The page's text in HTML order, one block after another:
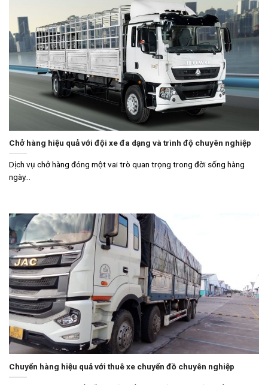
Chở hàng hiệu quả với đội xe đa dạng và trình độ chuyên nghiệp
Dịch vụ chở hàng đóng một vai trò quan trọng trong đời sống hàng
ngày...
Chuyển hàng hiệu quả với thuê xe chuyển đồ chuyên nghiệp